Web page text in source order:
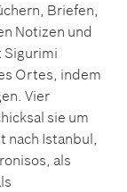
Briefen,
Notizen und
Sigurimi
Ortes, indem
Vier
sie um
nach Istanbul,
als